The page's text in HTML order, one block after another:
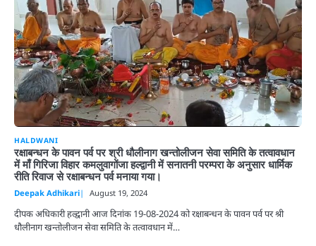
HALDWANI
रक्षाबन्धन के पावन पर्व पर श्री धौलीनाग खन्तोलीजन सेवा समिति के तत्वावधान
में माँ गिरिजा विहार कमलुवागोंजा हल्द्वानी में सनातनी परम्परा के अनुसार धार्मिक
रीति रिवाज से रक्षाबन्धन पर्व मनाया गया।
Deepak Adhikari August 19, 2024
दीपक अधिकारी हल्द्वानी आज दिनांक 19-08-2024 को रक्षाबन्धन के पावन पर्व पर श्री
धौलीनाग खन्तोलीजन सेवा समिति के तत्वावधान में…